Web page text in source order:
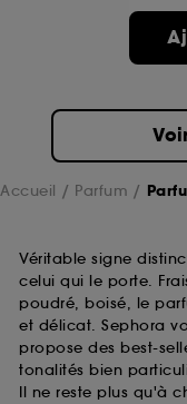
Accueil Parfum
Véritable signe
celui qui le porte.
poudré, boisé, le
et délicat. Sephora
propose des best-
tonalités bien
Il ne reste plus qu'à